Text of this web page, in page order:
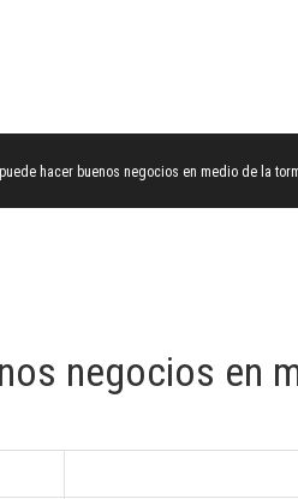
hacer buenos negocios en medio de la
negocios en